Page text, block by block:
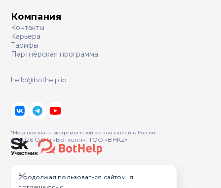
Продолжая пользоваться сайтом, я
Компания
Контакты
Карьера
Тарифы
Партнёрская программа
*Meta признана экстремистcкой организацией в России
© 2026 ООО «Ботхелп», ТОО «BHKZ»
hello@bothelp.io